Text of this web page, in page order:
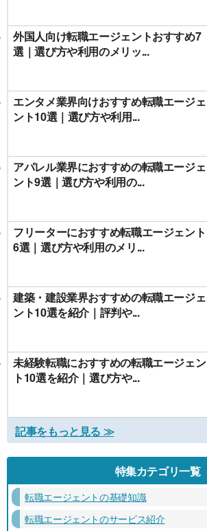
外国人向け転職エージェントおすすめ7
選｜選び方や利用のメリッ...
エンタメ業界向けおすすめ転職エージェ
ント10選｜選び方や利用...
アパレル業界におすすめの転職エージェ
ント9選｜選び方や利用の...
フリーターにおすすめ転職エージェント
6選｜選び方や利用のメリ...
建築・建設業界おすすめの転職エージェ
ント10選を紹介｜評判や...
未経験転職におすすめの転職エージェン
ト10選を紹介｜選び方や...
記事をもっと見る ≫
特集カテゴリ一覧
転職エージェントの基礎知識
転職エージェントのサービス紹介